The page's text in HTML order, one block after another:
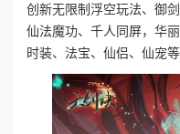
创新无限制浮空玩法、御
仙法魔功、千人同屏，华
时装、法宝、仙侣、仙宠